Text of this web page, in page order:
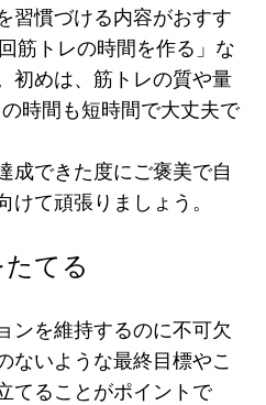
習慣づける内容がおすす
筋トレの時間を作る」な
初めは、筋トレの質や量
時間も短時間で大丈夫で
成できた度にご褒美で自
けて頑張りましょう。
てる
ンを維持するのに不可欠
ないような最終目標やこ
てることがポイントで